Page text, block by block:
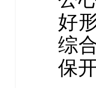
好
综
保